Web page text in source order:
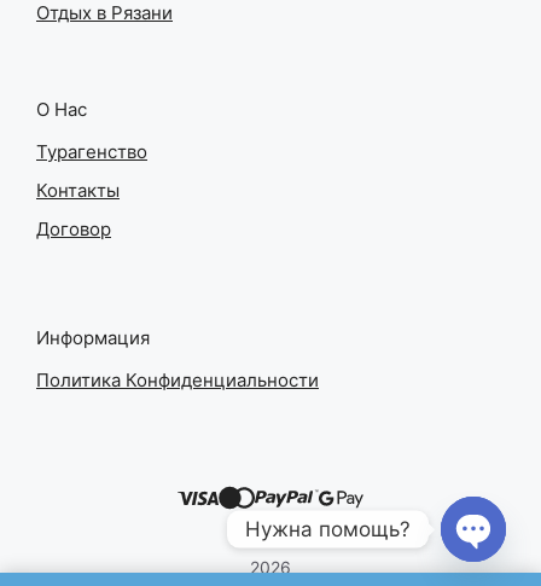
Отдых в Рязани
О Нас
Турагенство
Контакты
Договор
Информация
Политика Конфиденциальности
2026
Нужна помощь?
Open